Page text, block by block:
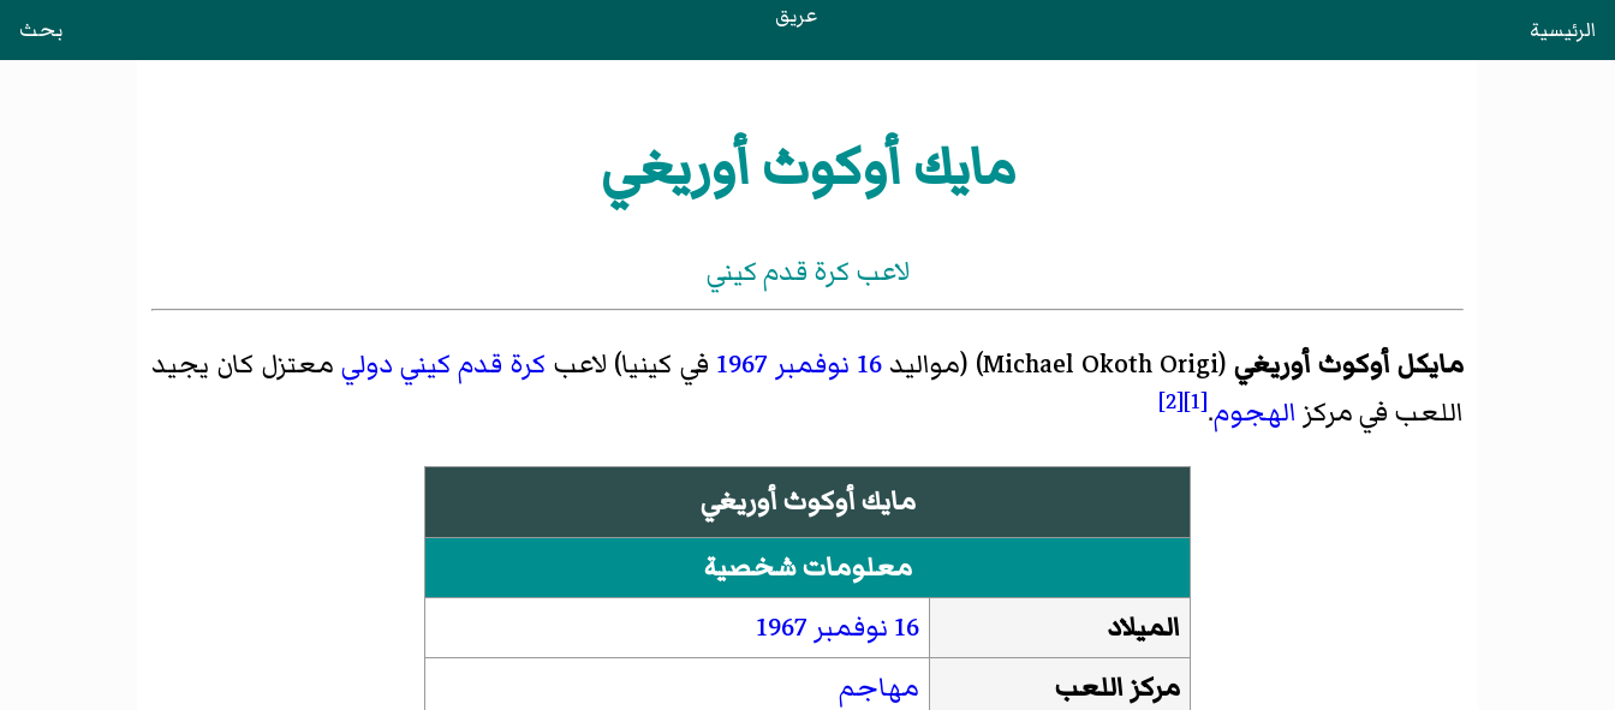
الرئيسية عريق بحث
مايك أوكوث أوريغي
لاعب كرة قدم كيني
مايكل أوكوث أوريغي (
Michael Okoth Origi)‏ (مواليد16 نوفمبر 1967 في كينيا) لاعب كرة قدم كيني دوليمعتزل كان يجيد
اللعب في مركز الهجوم.
[1]
[2]
مايك أوكوث أوريغي
معلومات شخصية
الميلاد
16 نوفمبر
1967
مركز اللعب
مهاجم